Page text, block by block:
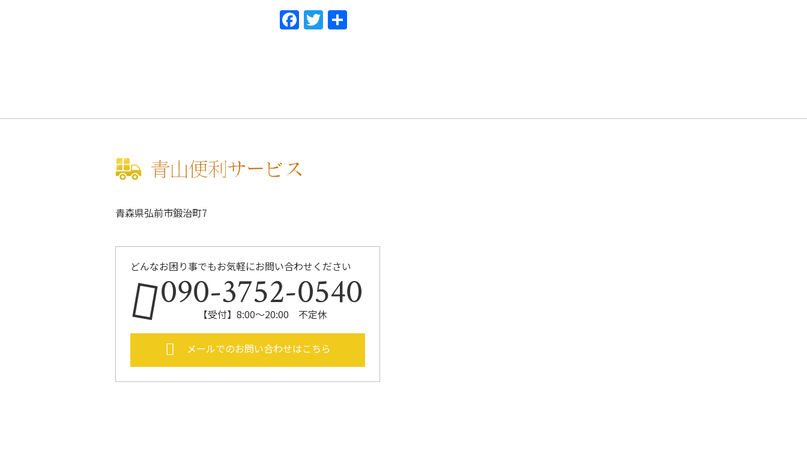
F
o
T
青森県弘前市鍛治町7
どんなお困り事でもお気軽にお問い合わせください
090-3752-0540
【受付】8:00～20:00 不定休
メールでのお問い合わせはこちら